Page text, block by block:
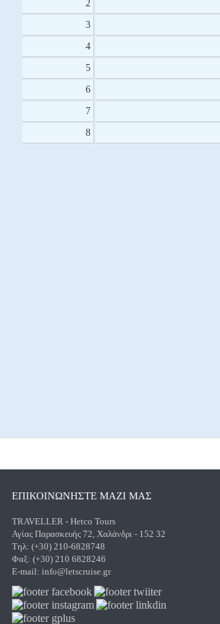
2
3
4
5
6
7
8
ΕΠΙΚΟΙΝΩΝΗΣΤΕ ΜΑΖΙ ΜΑΣ
TRAVELLER - Hetco Tours
Αγίας Παρασκευής 72, Χαλάνδρι - 152 32
Τηλ: (+30) 210-6828748
Φαξ: (+30) 210 6828246
E-mail: info@letscruise.gr